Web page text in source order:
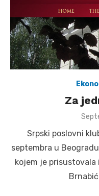
Za
Srpski poslovni
septembra u
kojem je prisustovala